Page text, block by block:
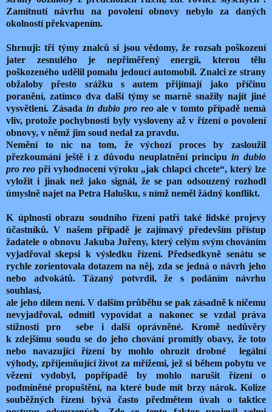
Zamítnutí návrhu na povolení obnovy nebylo za daných
okolností překvapením.
Shrnuji: tři týmy znalců si jsou vědomy, že rozsah poškození
jater zesnulého je nepřiměřený energii, kterou tělu
poškozeného udělil pomalu jedoucí automobil. Znalci ze strany
obžaloby přesto srážku s autem přijímají jako příčinu
poranění, zatímco dva další týmy se marně snažily najít jiné
vysvětlení. Zásada in dubio pro reoale v tomto případě nemá
vliv, protože pochybnosti byly vysloveny až v řízení o povolení
obnovy, v němž jim soud nedal za pravdu.
Nemění to nic na tom, že výchozí proces by zasloužil
přezkoumání ještě i z důvodu neuplatnění principu in dubio
pro reo při vyhodnocení výroku „jak chlapci chcete“, který lze
vyložit i jinak než jako signál, že se pan odsouzený rozhodl
úmyslně najet na Petra Halušku, s nímž neměl žádný konflikt.
K úplnosti obrazu soudního řízení patří také lidské projevy
účastníků. V našem případě je zajímavý především přístup
žadatele o obnovu Jakuba Juřeny, který celým svým chováním
vyjadřoval skepsi k výsledku řízení. Předsedkyně senátu se
rychle zorientovala dotazem na něj, zda se jedná o návrh jeho
nebo advokátů. Tázaný potvrdil, že s podáním návrhu
souhlasí,
ale jeho dílem není. V dalším průběhu se pak zásadně k ničemu
nevyjadřoval, odmítl vypovídat a nakonec se vzdal práva
stížnosti pro sebe i další oprávněné. Kromě nedůvěry
k zdejšímu soudu se do jeho chování promítly obavy, že toto
nebo navazující řízení by mohlo ohrozit drobné legální
výhody, zpříjemňující život za mřížemi, jež si během pobytu ve
vězení vydobyl, popřípadě by mohlo narušit řízení o
podmíněné propuštění, na které bude mít brzy nárok. Kolize
souběžných řízení bývá často předmětem úvah o taktice